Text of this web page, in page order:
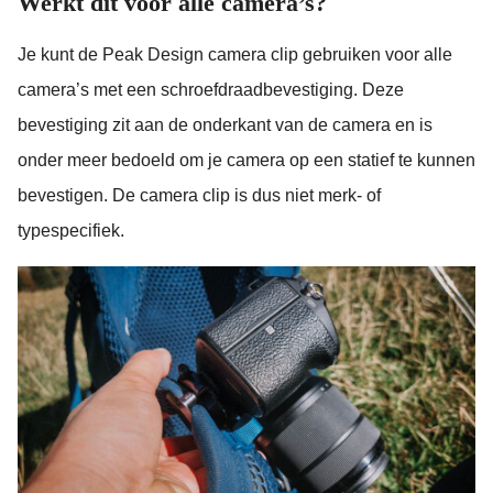
Je kunt de Peak Design camera clip gebruiken voor alle
camera’s met een schroefdraadbevestiging. Deze
bevestiging zit aan de onderkant van de camera en is
onder meer bedoeld om je camera op een statief te kunnen
bevestigen. De camera clip is dus niet merk- of
typespecifiek.